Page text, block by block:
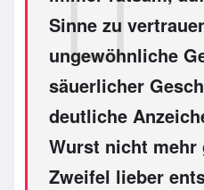
Sinne zu
ungewöhnliche
säuerlicher
deutliche
Wurst nicht mehr
Zweifel lieber